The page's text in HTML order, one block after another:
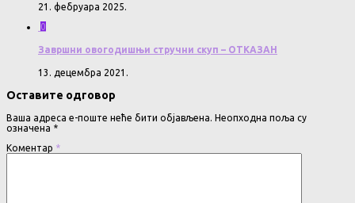
21. фебруара 2025.
0
Завршни овогодишњи стручни скуп – ОТКАЗАН
13. децембра 2021.
Оставите одговор
Ваша адреса е-поште неће бити објављена. Неопходна поља су
означена *
Коментар *